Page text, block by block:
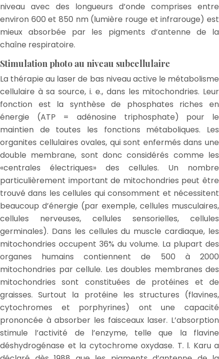
niveau avec des longueurs d’onde comprises entre
environ 600 et 850 nm (lumière rouge et infrarouge) est
mieux absorbée par les pigments d’antenne de la
chaîne respiratoire.
Stimulation photo au niveau subcellulaire
La thérapie au laser de bas niveau active le métabolisme
cellulaire à sa source, i. e., dans les mitochondries. Leur
fonction est la synthèse de phosphates riches en
énergie (ATP = adénosine triphosphate) pour le
maintien de toutes les fonctions métaboliques. Les
organites cellulaires ovales, qui sont enfermés dans une
double membrane, sont donc considérés comme les
«centrales électriques» des cellules. Un nombre
particulièrement important de mitochondries peut être
trouvé dans les cellules qui consomment et nécessitent
beaucoup d’énergie (par exemple, cellules musculaires,
cellules nerveuses, cellules sensorielles, cellules
germinales). Dans les cellules du muscle cardiaque, les
mitochondries occupent 36% du volume. La plupart des
organes humains contiennent de 500 à 2000
mitochondries par cellule. Les doubles membranes des
mitochondries sont constituées de protéines et de
graisses. Surtout la protéine les structures (flavines,
cytochromes et porphyrines) ont une capacité
prononcée à absorber les faisceaux laser. L’absorption
stimule l’activité de l’enzyme, telle que la flavine
déshydrogénase et la cytochrome oxydase. T. l. Karu a